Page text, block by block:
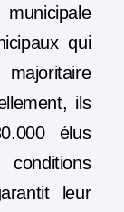
qui
ils
élus
leur